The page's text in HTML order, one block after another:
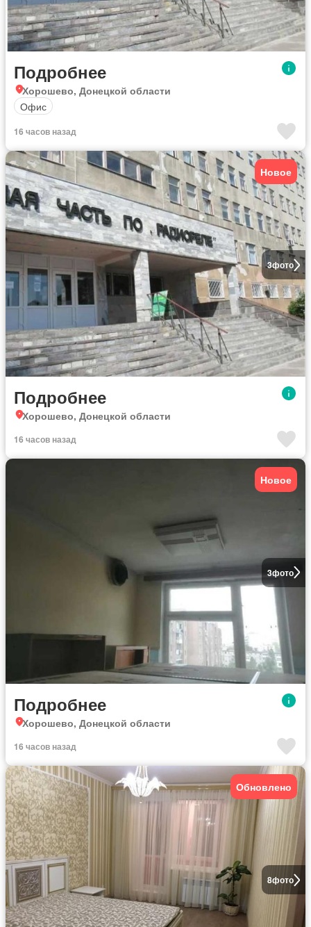
Подробнее
Хорошево, Донецкой области
Офис
16 часов назад
3фото
Новое
Подробнее
Хорошево, Донецкой области
16 часов назад
3фото
Новое
Подробнее
Хорошево, Донецкой области
16 часов назад
8фото
Обновлено